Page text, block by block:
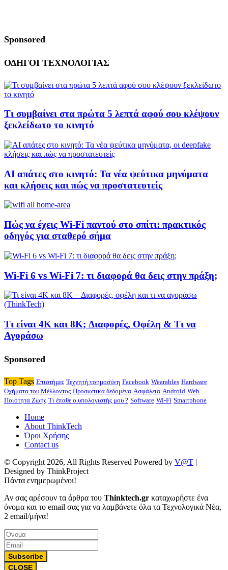
Sponsored
ΟΔΗΓΟΙ ΤΕΧΝΟΛΟΓΙΑΣ
Τι συμβαίνει στα πρώτα 5 λεπτά αφού σου κλέψουν
ξεκλείδωτο το κινητό
AI απάτες στο κινητό: Τα νέα ψεύτικα μηνύματα
και κλήσεις και πώς να προστατευτείς
Πώς να έχεις Wi-Fi παντού στο σπίτι: πρακτικός
οδηγός για σταθερό σήμα
Wi-Fi 6 vs Wi-Fi 7: τι διαφορά θα δεις στην πράξη;
Τι είναι 4K και 8K; Διαφορές, Οφέλη & Τι να
Αγοράσω
Sponsored
Top Tags Επιστήμες Τεχνητή νοημοσύνη Facebook Wearables Hardware
Οχήματα του Μέλλοντος Προσωπικά δεδομένα Ασφάλεια Android Web
Ποιότητα Ζωής Τι έπαθε ο υπολογιστής μου ? Software Wi-Fi Smartphone
Home
About ThinkTech
Όροι Χρήσης
Contact us
© Copyright 2026, All Rights Reserved Powered by V@T |
Designed by ThinkProject
Πάντα ενημερωμένοι!
Αν σας αρέσουν τα άρθρα του Thinktech.gr καταχωρήστε ένα
όνομα και το email σας για να λαμβάνετε όλα τα Τεχνολογικά Νέα,
2 email/μήνα!
Subscribe
CLOSE